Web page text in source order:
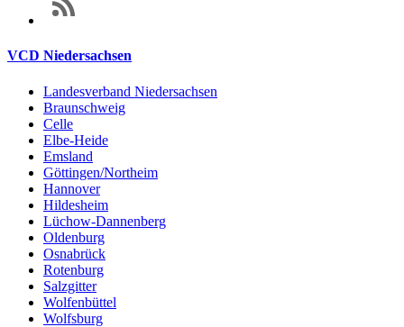
VCD Niedersachsen
Landesverband Niedersachsen
Braunschweig
Celle
Elbe-Heide
Emsland
Göttingen/Northeim
Hannover
Hildesheim
Lüchow-Dannenberg
Oldenburg
Osnabrück
Rotenburg
Salzgitter
Wolfenbüttel
Wolfsburg